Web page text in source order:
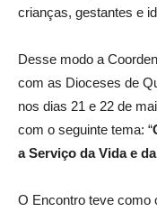
crianças, gestantes e
Desse modo a
com as Dioceses de
nos dias 21 e 22 de
com o seguinte tema: “
a Serviço da Vida e
O Encontro teve como